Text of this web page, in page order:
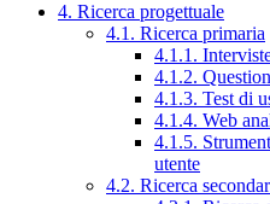
4. Ricerca progettuale
4.1. Ricerca primaria
4.1.1.
4.1.2.
4.1.3. Test di
4.1.4. Web
4.1.5.
utente
4.2. Ricerca